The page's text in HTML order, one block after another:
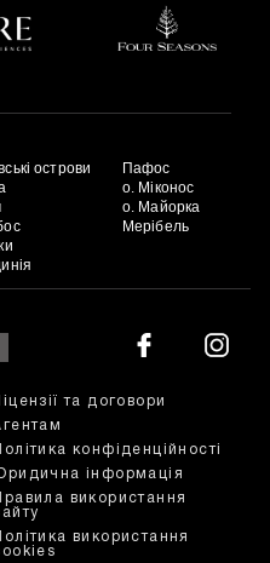
острови
Пафос
о. Міконос
о. Майорка
Мерібель
та договори
конфіденційності
інформація
використання
використання